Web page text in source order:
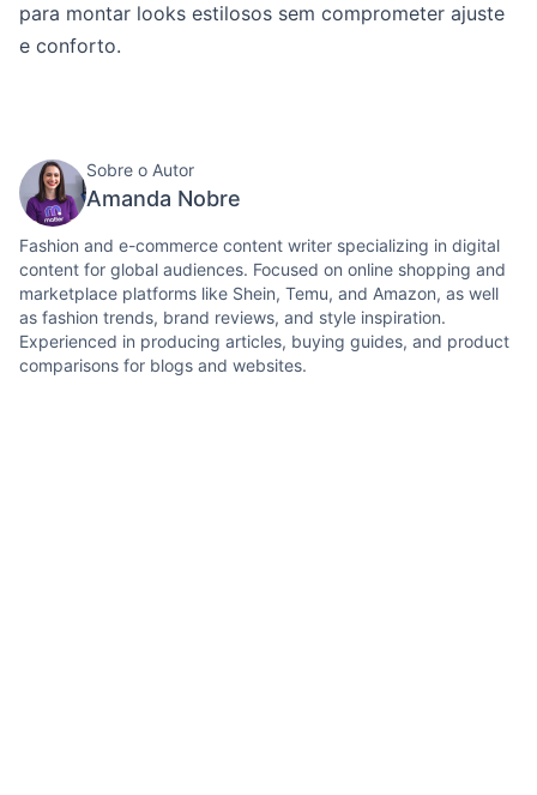
para montar looks estilosos sem comprometer ajuste
e conforto.
Sobre o Autor
Amanda Nobre
Fashion and e-commerce content writer specializing in digital
content for global audiences. Focused on online shopping and
marketplace platforms like Shein, Temu, and Amazon, as well
as fashion trends, brand reviews, and style inspiration.
Experienced in producing articles, buying guides, and product
comparisons for blogs and websites.